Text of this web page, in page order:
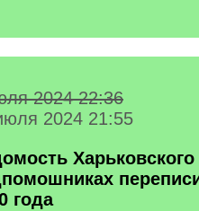
2024 22:36
2024 21:55
года